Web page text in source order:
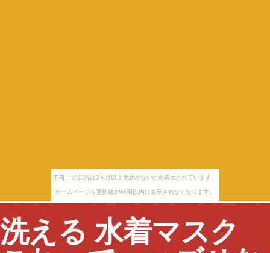
[PR] この広告は3ヶ月以上更新がないため表示されています。
ホームページを更新後24時間以内に表示されなくなります。
洗える 水着マスク